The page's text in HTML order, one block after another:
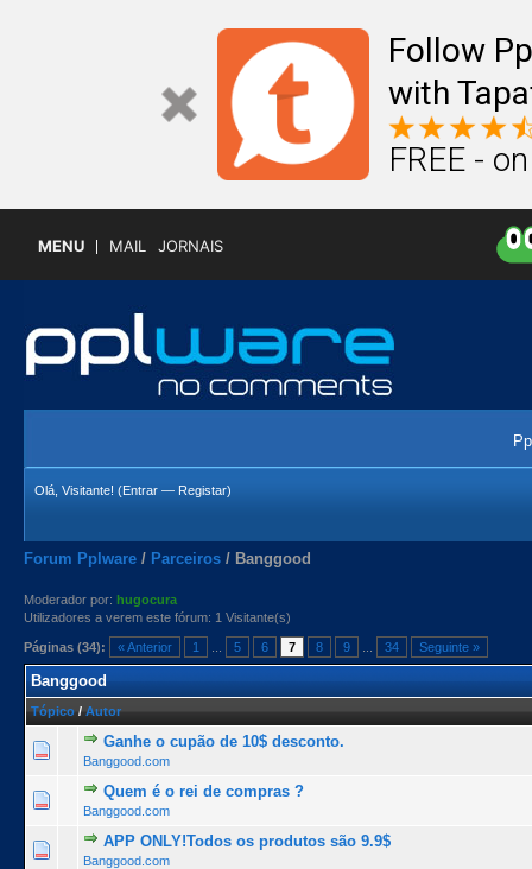
Follow
with
FREE -
MENU MAIL JORNAIS
Olá, Visitante! (Entrar — Registar)
Forum Pplware / Parceiros / Banggood
Moderador por: hugocura
Utilizadores a verem este fórum: 1 Visitante(s)
Páginas (34): « Anterior 1 5 6 7 8 9 34 Seguinte »
Banggood
Tópico/Autor
Ganhe o cupão de 10$ desconto.
Banggood.com
1 Voto(s) - 5 de 5 na totalidade
123 45
Quem é o rei de compras ?
Banggood.com
1 Voto(s) - 5 de 5 na totalidade
12345
APP ONLY!Todos os produtos são 9.9$
Banggood.com
1 Voto(s) - 5 de 5 na totalidade
12 345